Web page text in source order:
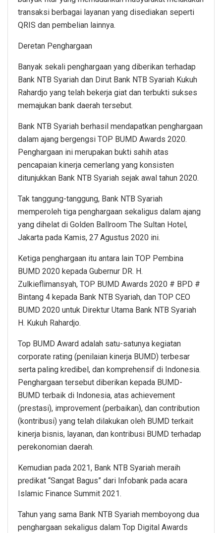
transaksi berbagai layanan yang disediakan seperti
QRIS dan pembelian lainnya.
Deretan Penghargaan
Banyak sekali penghargaan yang diberikan terhadap
Bank NTB Syariah dan Dirut Bank NTB Syariah Kukuh
Rahardjo yang telah bekerja giat dan terbukti sukses
memajukan bank daerah tersebut.
Bank NTB Syariah berhasil mendapatkan penghargaan
dalam ajang bergengsi TOP BUMD Awards 2020.
Penghargaan ini merupakan bukti sahih atas
pencapaian kinerja cemerlang yang konsisten
ditunjukkan Bank NTB Syariah sejak awal tahun 2020.
Tak tanggung-tanggung, Bank NTB Syariah
memperoleh tiga penghargaan sekaligus dalam ajang
yang dihelat di Golden Ballroom The Sultan Hotel,
Jakarta pada Kamis, 27 Agustus 2020 ini.
Ketiga penghargaan itu antara lain TOP Pembina
BUMD 2020 kepada Gubernur DR. H.
Zulkieflimansyah, TOP BUMD Awards 2020 # BPD #
Bintang 4 kepada Bank NTB Syariah, dan TOP CEO
BUMD 2020 untuk Direktur Utama Bank NTB Syariah
H. Kukuh Rahardjo.
Top BUMD Award adalah satu-satunya kegiatan
corporate rating (penilaian kinerja BUMD) terbesar
serta paling kredibel, dan komprehensif di Indonesia.
Penghargaan tersebut diberikan kepada BUMD-
BUMD terbaik di Indonesia, atas achievement
(prestasi), improvement (perbaikan), dan contribution
(kontribusi) yang telah dilakukan oleh BUMD terkait
kinerja bisnis, layanan, dan kontribusi BUMD terhadap
perekonomian daerah.
Kemudian pada 2021, Bank NTB Syariah meraih
predikat “Sangat Bagus” dari Infobank pada acara
Islamic Finance Summit 2021.
Tahun yang sama Bank NTB Syariah memboyong dua
penghargaan sekaligus dalam Top Digital Awards